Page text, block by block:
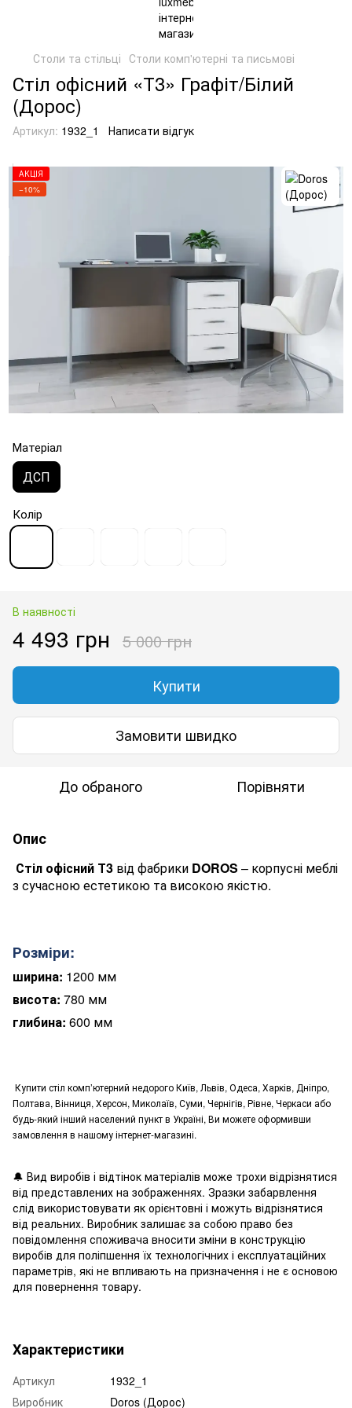
Столи та стільці Столи комп'ютерні та письмові
Стіл офісний «Т3» Графіт/Білий
(Дорос)
Артикул: 1932_1 Написати відгук
АКЦІЯ
−10%
Матеріал
ДСП
Колір
В наявності
4 493 грн 5 000 грн
Купити
Замовити швидко
До обраного Порівняти
Опис
Стіл офісний Т3 від фабрики DOROS – корпусні меблі
з сучасною естетикою та високою якістю.
Розміри:
ширина: 1200 мм
висота: 780 мм
глибина: 600 мм
Купити стіл комп’ютерний недорого Київ, Львів, Одеса, Харків, Дніпро,
Полтава, Вінниця, Херсон, Миколаїв, Суми, Чернігів, Рівне, Черкаси або
будь-який інший населений пункт в Україні, Ви можете оформивши
замовлення в нашому інтернет-магазині.
🔔 Вид виробів і відтінок матеріалів може трохи відрізнятися
від представлених на зображеннях. Зразки забарвлення
слід використовувати як орієнтовні і можуть відрізнятися
від реальних. Виробник залишає за собою право без
повідомлення споживача вносити зміни в конструкцію
виробів для поліпшення їх технологічних і експлуатаційних
параметрів, які не впливають на призначення і не є основою
для повернення товару.
Характеристики
Артикул
1932_1
Виробник
Doros (Дорос)